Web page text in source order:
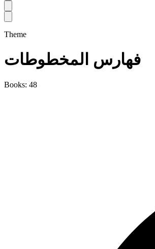
Theme
فهارس المخطوطات
Books: 48